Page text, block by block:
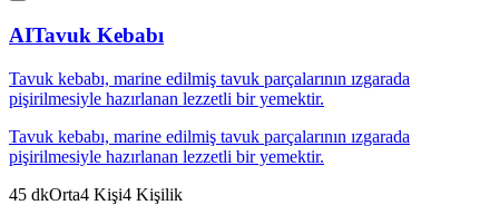
AITavuk Kebabı
Tavuk kebabı, marine edilmiş tavuk parçalarının ızgarada
pişirilmesiyle hazırlanan lezzetli bir yemektir.
Tavuk kebabı, marine edilmiş tavuk parçalarının ızgarada
pişirilmesiyle hazırlanan lezzetli bir yemektir.
45 dkOrta4 Kişi4 Kişilik